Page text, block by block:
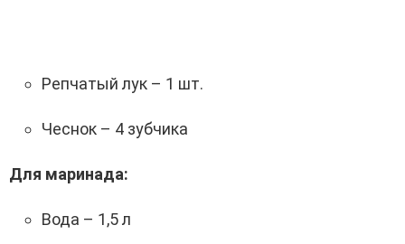
Репчатый лук – 1 шт.
Чеснок – 4 зубчика
Для маринада:
Вода – 1,5 л